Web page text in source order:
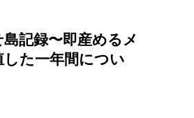
記録〜即産めるメ
した一年間につい